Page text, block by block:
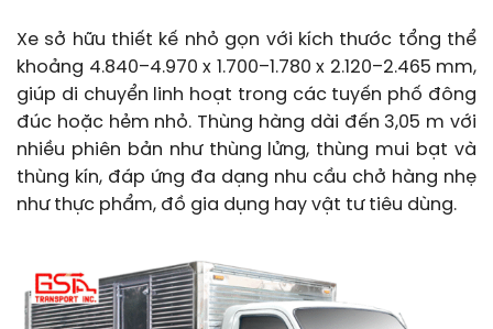
Xe sở hữu thiết kế nhỏ gọn với kích thước tổng thể
khoảng 4.840–4.970 x 1.700–1.780 x 2.120–2.465 mm,
giúp di chuyển linh hoạt trong các tuyến phố đông
đúc hoặc hẻm nhỏ. Thùng hàng dài đến 3,05 m với
nhiều phiên bản như thùng lửng, thùng mui bạt và
thùng kín, đáp ứng đa dạng nhu cầu chở hàng nhẹ
như thực phẩm, đồ gia dụng hay vật tư tiêu dùng.